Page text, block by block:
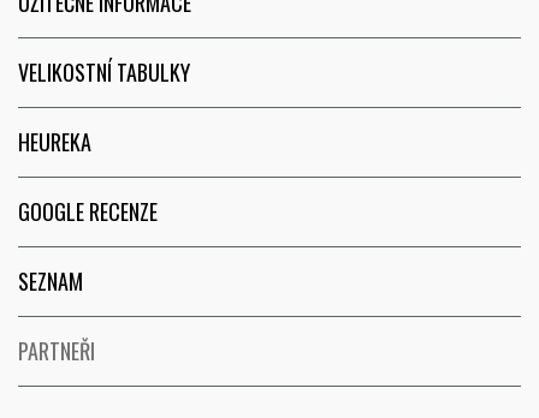
VELIKOSTNÍ TABULKY
HEUREKA
GOOGLE RECENZE
SEZNAM
PARTNEŘI